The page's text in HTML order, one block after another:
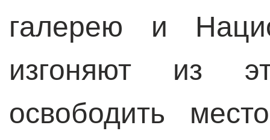
галерею и
изгоняют из
освободить